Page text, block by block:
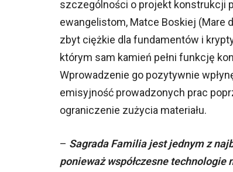
szczególności o projekt konstrukcji
ewangelistom, Matce Boskiej (Mare
zbyt ciężkie dla fundamentów i
którym sam kamień pełni funkcję
Wprowadzenie go pozytywnie
emisyjność prowadzonych prac
ograniczenie zużycia materiału.
– Sagrada Familia jest jednym z
ponieważ współczesne technologie